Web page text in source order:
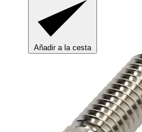
Añadir a la cesta